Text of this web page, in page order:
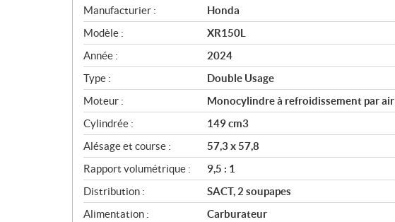
S
p
é
c
i
f
i
c
a
t
i
o
n
s
Manufacturier :
Honda
Modèle :
XR150L
Année :
2024
Type :
Double Usage
Moteur :
Monocylindre à refroidissement par air
Cylindrée :
149 cm3
Alésage et course :
57,3 x 57,8
Rapport volumétrique :
9,5 : 1
Distribution :
SACT, 2 soupapes
Alimentation :
Carburateur